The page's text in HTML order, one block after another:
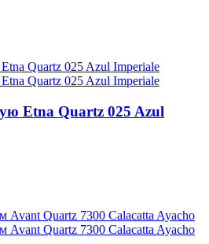
Etna Quartz 025 Azul